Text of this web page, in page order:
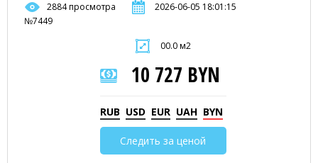
2884 просмотра
2026-06-05 18:01:15
№7449
00.0 м2
10 727 BYN
RUB USD EUR UAH BYN
Следить за ценой